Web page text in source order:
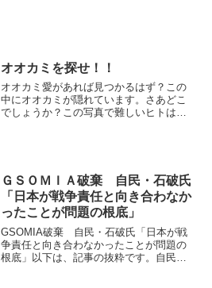
オオカミを探せ！！
オオカミ愛があれば見つかるはず？この
中にオオカミが隠れています。さあどこ
でしょうか？この写真で難しいヒトは、
ＧＳＯＭＩＡ破棄 自民・石破氏
「日本が戦争責任と向き合わなか
ったことが問題の根底」
GSOMIA破棄 自民・石破氏「日本が戦
争責任と向き合わなかったことが問題の
根底」以下は、記事の抜粋です。自民党